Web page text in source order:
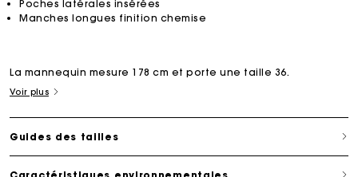
Poches latérales insérées
Manches longues finition chemise
La mannequin mesure 178 cm et porte une taille 36.
Voir plus
Guides des tailles